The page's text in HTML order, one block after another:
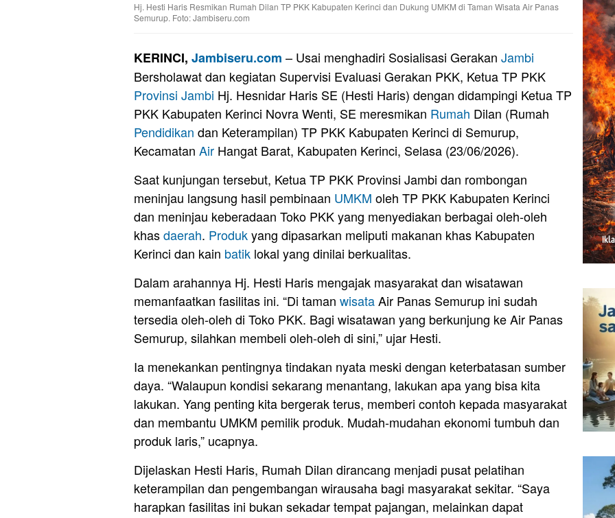
Hj. Hesti Haris Resmikan Rumah Dilan TP PKK Kabupaten Kerinci dan Dukung UMKM di Taman Wisata Air Panas
Semurup. Foto: Jambiseru.com
KERINCI, Jambiseru.com – Usai menghadiri Sosialisasi Gerakan Jambi
Bersholawat dan kegiatan Supervisi Evaluasi Gerakan PKK, Ketua TP PKK
Provinsi Jambi Hj. Hesnidar Haris SE (Hesti Haris) dengan didampingi Ketua TP
PKK Kabupaten Kerinci Novra Wenti, SE meresmikan Rumah Dilan (Rumah
Pendidikan dan Keterampilan) TP PKK Kabupaten Kerinci di Semurup,
Kecamatan Air Hangat Barat, Kabupaten Kerinci, Selasa (23/06/2026).
Saat kunjungan tersebut, Ketua TP PKK Provinsi Jambi dan rombongan
meninjau langsung hasil pembinaan UMKM oleh TP PKK Kabupaten Kerinci
dan meninjau keberadaan Toko PKK yang menyediakan berbagai oleh-oleh
khasdaerah. Produkyang dipasarkan meliputi makanan khas Kabupaten
Kerinci dan kain batik lokal yang dinilai berkualitas.
Dalam arahannya Hj. Hesti Haris mengajak masyarakat dan wisatawan
memanfaatkan fasilitas ini. “Di taman wisataAir Panas Semurup ini sudah
tersedia oleh-oleh di Toko PKK. Bagi wisatawan yang berkunjung ke Air Panas
Semurup, silahkan membeli oleh-oleh di sini,” ujar Hesti.
Ia menekankan pentingnya tindakan nyata meski dengan keterbatasan sumber
daya. “Walaupun kondisi sekarang menantang, lakukan apa yang bisa kita
lakukan. Yang penting kita bergerak terus, memberi contoh kepada masyarakat
dan membantu UMKM pemilik produk. Mudah-mudahan ekonomi tumbuh dan
produk laris,” ucapnya.
Dijelaskan Hesti Haris, Rumah Dilan dirancang menjadi pusat pelatihan
keterampilan dan pengembangan wirausaha bagi masyarakat sekitar. “Saya
harapkan fasilitas ini bukan sekadar tempat pajangan, melainkan dapat